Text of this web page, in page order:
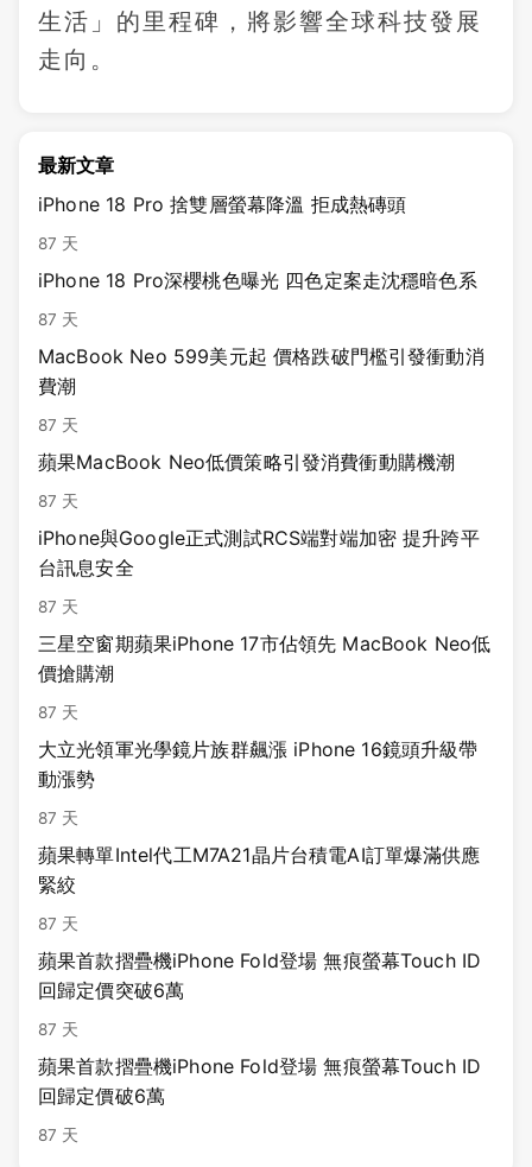
生活」的里程碑，將影響全球科技發展
走向。
最新文章
iPhone 18 Pro 捨雙層螢幕降溫 拒成熱磚頭
87 天
iPhone 18 Pro深櫻桃色曝光 四色定案走沈穩暗色系
87 天
MacBook Neo 599美元起 價格跌破門檻引發衝動消
費潮
87 天
蘋果MacBook Neo低價策略引發消費衝動購機潮
87 天
iPhone與Google正式測試RCS端對端加密 提升跨平
台訊息安全
87 天
三星空窗期蘋果iPhone 17市佔領先 MacBook Neo低
價搶購潮
87 天
大立光領軍光學鏡片族群飆漲 iPhone 16鏡頭升級帶
動漲勢
87 天
蘋果轉單Intel代工M7A21晶片台積電AI訂單爆滿供應
緊絞
87 天
蘋果首款摺疊機iPhone Fold登場 無痕螢幕Touch ID
回歸定價突破6萬
87 天
蘋果首款摺疊機iPhone Fold登場 無痕螢幕Touch ID
回歸定價破6萬
87 天